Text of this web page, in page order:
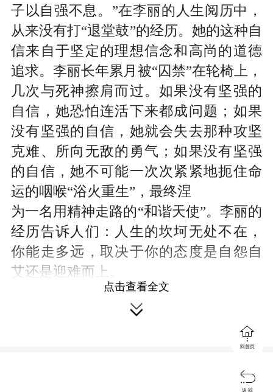
子以自强不息。”在李丽的人生阅历中，
从来没有打“退堂鼓”的经历。她的这种自
信来自于坚定的理想信念和高尚的道德
追求。李丽长年累月被“囚禁”在轮椅上，
几次与死神擦肩而过。如果没有坚强的
自信，她恐怕连活下来都成问题；如果
没有坚强的自信，她就会失去那种攻坚
克难、所向无敌的勇气；如果没有坚强
的自信，她不可能一次次紧紧地扼住命
运的咽喉“浴火重生”，最终涅
为一名用精神走路的“和谐天使”。李丽的
经历告诉人们：人生的坎坷无处不在，
你能走多远，取决于你的态度是自怨自
艾还是迎难而上。
李丽用精神走路，靠的是一种顽强的
毅力。曾子曰：“士不可以不弘毅，任重
而道远。”李丽“把挫折当存折，把苦难当
享受，把失败当财富，把残疾当动
力。”她锲而不舍，困难面前不低头，挫
点击查看全文


回首页

返 回